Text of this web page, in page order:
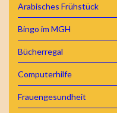
Arabisches Frühstück
Bingo im MGH
Bücherregal
Computerhilfe
Frauengesundheit